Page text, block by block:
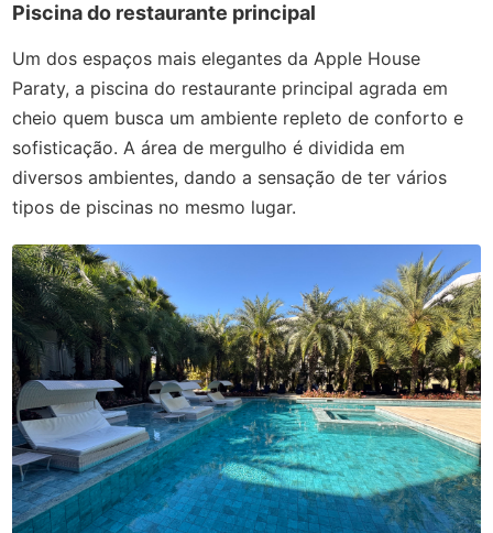
Piscina do restaurante principal
Um dos espaços mais elegantes da Apple House
Paraty, a piscina do restaurante principal agrada em
cheio quem busca um ambiente repleto de conforto e
sofisticação. A área de mergulho é dividida em
diversos ambientes, dando a sensação de ter vários
tipos de piscinas no mesmo lugar.